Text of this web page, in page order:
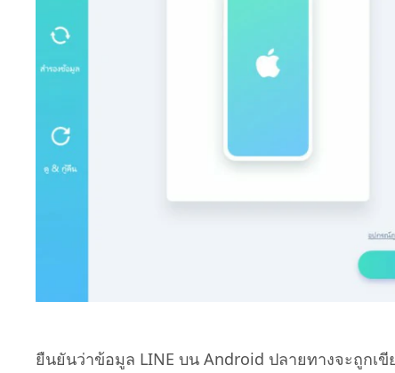
ยืนยันว่าข้อมูล LINE บน Android ปลายทางจะถูกเ